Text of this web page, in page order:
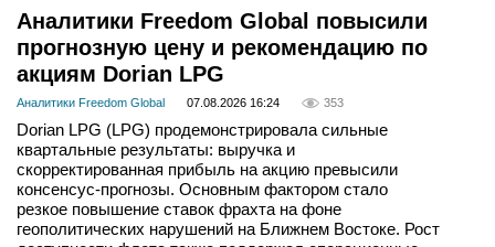
Аналитики Freedom Global повысили
прогнозную цену и рекомендацию по
акциям Dorian LPG
Аналитики Freedom Global 07.08.2026 16:24 353
Dorian LPG (LPG) продемонстрировала сильные
квартальные результаты: выручка и
скорректированная прибыль на акцию превысили
консенсус-прогнозы. Основным фактором стало
резкое повышение ставок фрахта на фоне
геополитических нарушений на Ближнем Востоке. Рост